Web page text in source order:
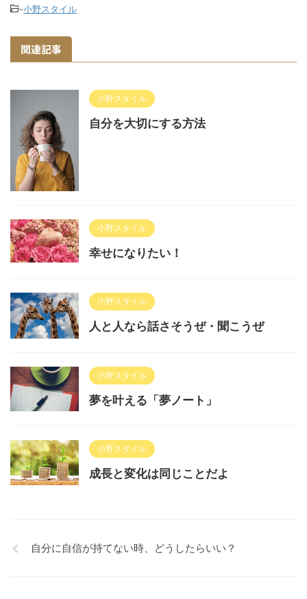
-小野スタイル
関連記事
小野スタイル
自分を大切にする方法
小野スタイル
幸せになりたい！
小野スタイル
人と人なら話さそうぜ・聞こうぜ
小野スタイル
夢を叶える「夢ノート」
小野スタイル
成長と変化は同じことだよ
自分に自信が持てない時、どうしたらいい？